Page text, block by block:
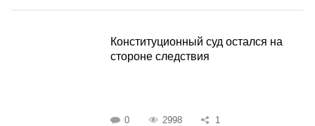
Конституционный суд остался на
стороне следствия
0 2998 1